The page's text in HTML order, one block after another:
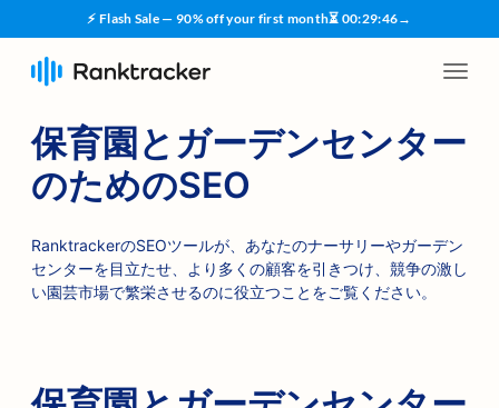
⚡ Flash Sale — 90% off your first month⏳ 00:29:45→
保育園とガーデンセンター
のためのSEO
RanktrackerのSEOツールが、あなたのナーサリーやガーデン
センターを目立たせ、より多くの顧客を引きつけ、競争の激し
い園芸市場で繁栄させるのに役立つことをご覧ください。